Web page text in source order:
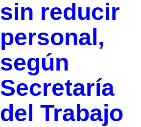
sin reducir
personal,
según
Secretaría
del Trabajo